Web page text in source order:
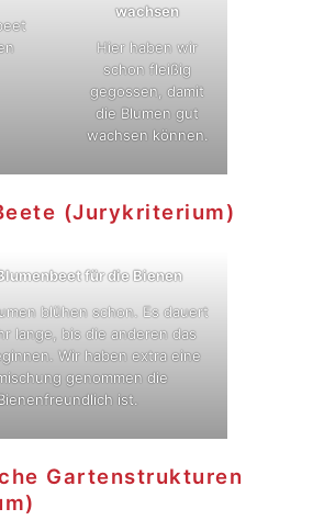
wachsen
Hier haben wir
schon fleißig
gegossen, damit
die Blumen gut
wachsen können.
(Jurykriterium)
für die Bienen
blühen schon. Es dauert
lange, bis die anderen das
Wir haben extra eine
genommen die
ist.
Gartenstrukturen